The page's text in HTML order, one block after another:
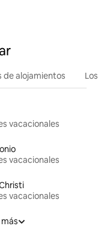
de alojamientos
vacacionales
vacacionales
vacacionales